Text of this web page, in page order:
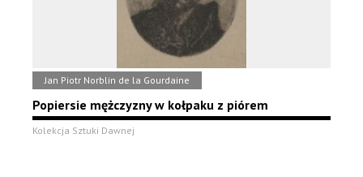
Jan Piotr Norblin de la Gourdaine
Popiersie mężczyzny w kołpaku z piórem
Kolekcja Sztuki Dawnej